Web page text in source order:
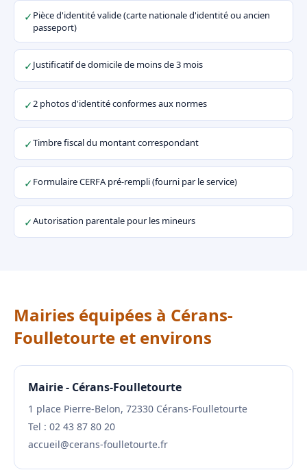
✓ Pièce d'identité valide (carte nationale d'identité ou ancien
passeport)
✓Justificatif de domicile de moins de 3 mois
✓2 photos d'identité conformes aux normes
✓Timbre fiscal du montant correspondant
✓ Formulaire CERFA pré-rempli (fourni par le service)
✓Autorisation parentale pour les mineurs
Mairies équipées à Cérans-
Foulletourte et environs
Mairie - Cérans-Foulletourte
1 place Pierre-Belon, 72330 Cérans-Foulletourte
Tel : 02 43 87 80 20
accueil@cerans-foulletourte.fr